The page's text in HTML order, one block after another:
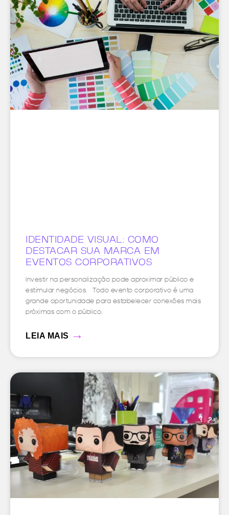
IDENTIDADE VISUAL: COMO
DESTACAR SUA MARCA EM
EVENTOS CORPORATIVOS
Investir na personalização pode aproximar público e
estimular negócios. Todo evento corporativo é uma
grande oportunidade para estabelecer conexões mais
próximas com o público,
LEIA MAIS →